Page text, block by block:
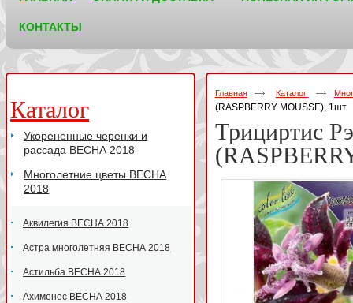
КОНТАКТЫ
Каталог
Укорененные черенки и
рассада ВЕСНА 2018
Многолетние цветы ВЕСНА
2018
Аквилегия ВЕСНА 2018
Астра многолетняя ВЕСНА 2018
Астильба ВЕСНА 2018
Ахименес ВЕСНА 2018
Главная Каталог
(RASPBERRY MOUSSE), 1шт
Трициртис